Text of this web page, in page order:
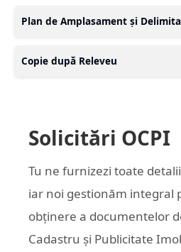
Plan de Amplasament și
Copie după Releveu
Solicitări OCPI
Tu ne furnizezi toate
iar noi gestionăm integral
obținere a documentelor
Cadastru și Publicitate